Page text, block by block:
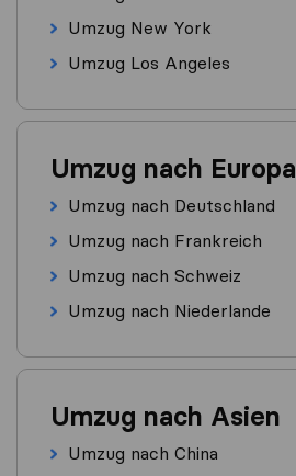
Umzug New York
Umzug Los Angeles
Umzug nach Europa
Umzug nach Deutschland
Umzug nach Frankreich
Umzug nach Schweiz
Umzug nach Niederlande
Umzug nach Asien
Umzug nach China